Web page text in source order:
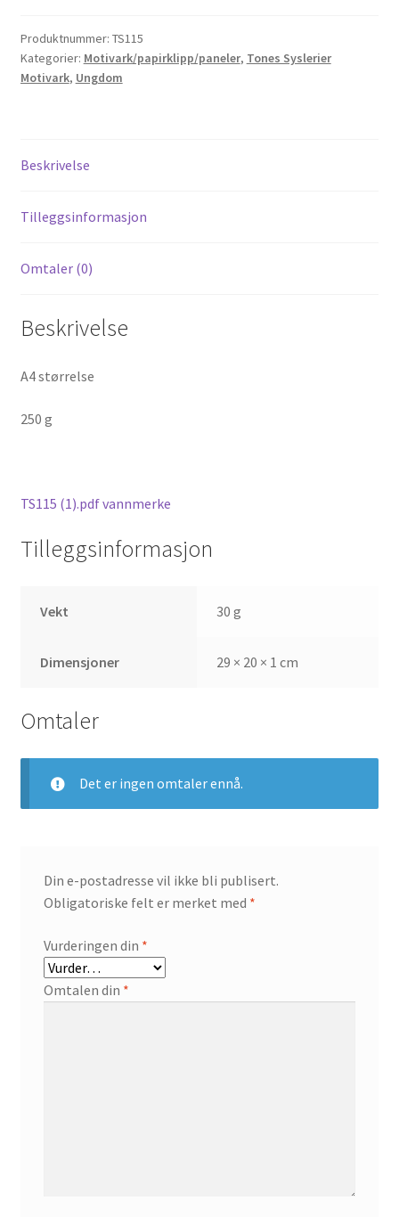
Produktnummer: TS115
Kategorier: Motivark/papirklipp/paneler, Tones Syslerier
Motivark, Ungdom
Beskrivelse
Tilleggsinformasjon
Omtaler (0)
Beskrivelse
A4 størrelse
250 g
TS115 (1).pdf vannmerke
Tilleggsinformasjon
Vekt 30 g
Dimensjoner 29 × 20 × 1 cm
Omtaler
Det er ingen omtaler ennå.
Din e-postadresse vil ikke bli publisert.
Obligatoriske felt er merket med *
Vurderingen din *
Omtalen din *